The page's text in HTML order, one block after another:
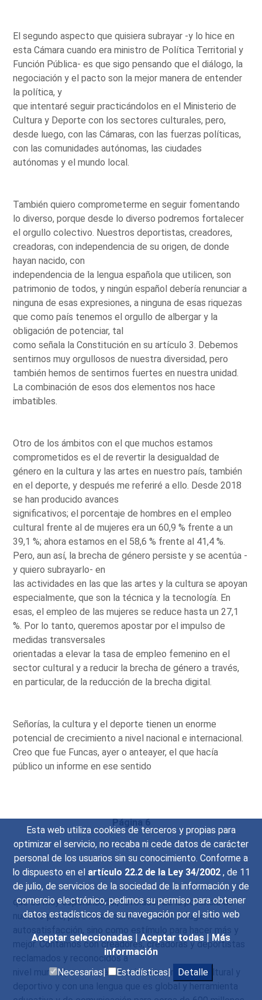
Esta web utiliza cookies de terceros y propias para
optimizar el servicio, no recaba ni cede datos de carácter
personal de los usuarios sin su conocimiento. Conforme a
lo dispuesto en el artículo 22.2 de la Ley 34/2002 , de 11
de julio, de servicios de la sociedad de la información y de
comercio electrónico, pedimos su permiso para obtener
datos estadísticos de su navegación por el sitio web
Aceptar seleccionadas | Aceptar todas | Más
información
Necesarias|
Estadísticas| Detalle
El segundo aspecto que quisiera subrayar -y lo hice en
esta Cámara cuando era ministro de Política Territorial y
Función Pública- es que sigo pensando que el diálogo, la
negociación y el pacto son la mejor manera de entender
la política, y
que intentaré seguir practicándolos en el Ministerio de
Cultura y Deporte con los sectores culturales, pero,
desde luego, con las Cámaras, con las fuerzas políticas,
con las comunidades autónomas, las ciudades
autónomas y el mundo local.
También quiero comprometerme en seguir fomentando
lo diverso, porque desde lo diverso podremos fortalecer
el orgullo colectivo. Nuestros deportistas, creadores,
creadoras, con independencia de su origen, de donde
hayan nacido, con
independencia de la lengua española que utilicen, son
patrimonio de todos, y ningún español debería renunciar a
ninguna de esas expresiones, a ninguna de esas riquezas
que como país tenemos el orgullo de albergar y la
obligación de potenciar, tal
como señala la Constitución en su artículo 3. Debemos
sentirnos muy orgullosos de nuestra diversidad, pero
también hemos de sentirnos fuertes en nuestra unidad.
La combinación de esos dos elementos nos hace
imbatibles.
Otro de los ámbitos con el que muchos estamos
comprometidos es el de revertir la desigualdad de
género en la cultura y las artes en nuestro país, también
en el deporte, y después me referiré a ello. Desde 2018
se han producido avances
significativos; el porcentaje de hombres en el empleo
cultural frente al de mujeres era un 60,9 % frente a un
39,1 %; ahora estamos en el 58,6 % frente al 41,4 %.
Pero, aun así, la brecha de género persiste y se acentúa -
y quiero subrayarlo- en
las actividades en las que las artes y la cultura se apoyan
especialmente, que son la técnica y la tecnología. En
esas, el empleo de las mujeres se reduce hasta un 27,1
%. Por lo tanto, queremos apostar por el impulso de
medidas transversales
orientadas a elevar la tasa de empleo femenino en el
sector cultural y a reducir la brecha de género a través,
en particular, de la reducción de la brecha digital.
Señorías, la cultura y el deporte tienen un enorme
potencial de crecimiento a nivel nacional e internacional.
Creo que fue Funcas, ayer o anteayer, el que hacía
público un informe en ese sentido
Página 6
que es muy esperanzador, revelador de la potencia de
nuestro país, pero ha de servir no como refugio de
autosatisfacción, sino como estímulo para hacer más y
mejor. Contamos con creadores, creadoras y deportistas
reclamados y reconocidos a
nivel mundial, con un patrimonio extraordinario cultural y
deportivo y con una lengua que es global y herramienta